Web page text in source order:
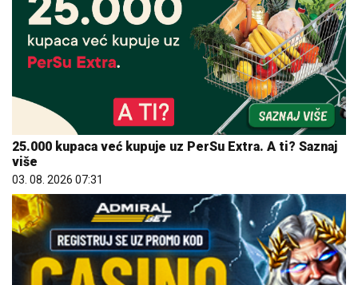
25.000 kupaca već kupuje uz PerSu Extra. A ti? Saznaj
više
03. 08. 2026 07:31